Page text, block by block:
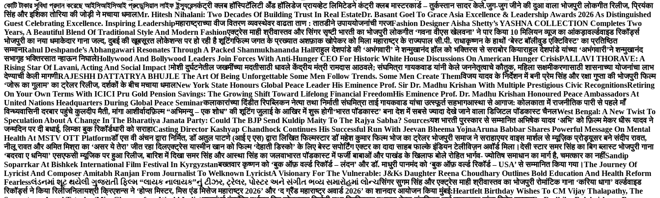
কোটি টাকার সুবিধা প্রদান করেছে আইসিআইসিআই প্রুডেন্সিয়াল লাইফ ইন্স্যুরেন্সकंट्री क्लब हॉस्पिटॅलिटी अँड हॉलिडेज प्रायव्हेट लिमिटेडने कंट्री क्लब मास्टरकार्ड – तुर्कस्तान सादर केले.जुग-जुग जीने की दुआ वाला भोजपुरी लोकगीत रिलीज, प्रियंका
सिंह और इशिका तोरिया की जोड़ी ने मचाया धमालMr. Hitesh Nihalani: Two Decades Of Building Trust In Real EstateDr. Basant Goel To Grace Asia Excellence & Leadership Awards 2026 As Distinguished
Guest Celebrating Excellence. Inspiring Leadershipमहाराष्ट्राच्या वीज वितरण व्यवस्थेवर वाढता ताण : तातडीने उपाययोजनांची गरजFashion Designer Aisha Shetty’s YASHNA COLLECTION Completes Two
Years, A Beautiful Blend Of Traditional Style And Modern Fashionएक्ट्रेस माही श्रीवास्तव और सिंगर सृष्टी भारती का भोजपुरी लोकगीत ‘गवना वीएस खेलवना’ ने पार किया 10 मिलियन व्यूज का आंकड़ावर्ल्डवाइड रिकॉर्ड्स
भोजपुरी का नया धमाकेदार गाना जल्द, दुबई की खूबसूरत लोकेशन्स पर हो रही है शूटिंगफिल्म जगत के प्रख्यात अशफ़ाक खोपेकर को मिला महाराष्ट्र के राज्यपाल सी.पी. राधाकृष्णन के हाथों ‘बेस्ट बॉलीवुड एक्टिविस्ट’ का प्रतिष्ठित
सम्मानRahul Deshpande’s Abhangawari Resonates Through A Packed Shanmukhananda Hallराहुल देशपांडे की ‘अभंगवारी’ ने शन्मुखानंद हॉल को भक्तिरस से सराबोर कियाराहुल देशपांडे यांच्या ‘अभंगवारी’ने शन्मुखानंद
सभागृह भक्तिरसात न्हाऊन निघालेHollywood And Bollywood Leaders Join Forces With Anti-Hunger CEO For Historic White House Discussions On American Hunger CrisisPALLAVI THORAVE: A
Rising Star Of Lavani, Acting And Social Impact !मोशी दुर्घटनेतील जखमींच्या मदतीसाठी धावले केंद्रीय मंत्री रामदास आठवले; संघमित्रा गायकवाड यांनी केले जननेतृत्वाचे कौतुक, महिला सक्षमीकरणासाठी शासनाच्या योजनांचा लाभ
देण्याची केली मागणीRAJESHH DATTATRYA BHUJLE The Art Of Being Unforgettable Some Men Follow Trends. Some Men Create Themविजय यादव के निर्देशन में बनी प्रेम सिंह और रक्षा गुप्ता की भोजपुरी फिल्म
‘जोरू का गुलाम’ का ट्रेलर रिलीज, दर्शकों के बीच मचाया धमालNew York State Honours Global Peace Leader His Eminence Prof. Sir Dr. Madhu Krishan With Multiple Prestigious Civic RecognitionsRetiring
On Your Own Terms With ICICI Pru Gold Pension Savings: The Growing Shift Toward Lifelong Financial FreedomHis Eminence Prof. Dr. Madhu Krishan Honoured Peace Ambassadors At
United Nations Headquarters During Global Peace Seminarकलाकारांच्या दिंडीत रिपब्लिकन नेत्या तथा निर्माती संघमित्रा ताई गायकवाड यांचा उत्स्फूर्त सहभागआस्था से आगाज: कोलकाता में राजनीतिक पारी से पहले माँ
विन्ध्यवासिनी दरबार पहुंचे कुलदीप मैती, मांगा आशीर्वादफ़िल्म “अभिमन्यु – एक शोध” की शूटिंग जुलाई के आखिर में शुरू होगी‘भारत पॉडकास्ट’ बना देश में सबसे ज्यादा देखे जाने वाला डिजिटल पॉडकास्ट चैनलWest Bengal: A New Twist To
Speculation About A Change In The Bharatiya Janata Party: Could The BJP Send Kuldip Maity To The Rajya Sabha? Sourcesयश भारती पुरस्कार से सम्मानित अभिषेक यादव ‘अभि’ को फ़िल्म मेकर धीरू यादव ने
जन्मदिन पर दी बधाई, लिम्का बुक रिकॉर्डधारी को सराहाCasting Director Kashyap Chandhock Continues His Successful Run With Jeevan Bheema YojnaAruna Babbar Shares Powerful Message On Mental
Health At MSTV OTT Platformडॉ एस वी अंचन द्वारा निर्मित, डॉ अतुल पाटणे (आई ए एस) द्वारा लिखित फिल्मस्टार डॉ महेश कुमार फिल्म भोज का ट्रेलर भोजपुरी समाज ने सराहाएयर वाइस मार्शल से म्यूज़िक प्रोड्यूसर बने संदीप रावत,
नीलू रावत और अमित मिश्रा का ‘असर ये तेरा’ जीत रहा दिलएक्ट्रेस यास्मीन खान को फिल्म ‘देहाती डिस्को’ के लिए बेस्ट सपोर्टिंग एक्टर का दादा साहब फाल्के इंडियन टेलीविज़न अवॉर्ड मिला।देसी स्टार समर सिंह का बिग ब्लास्ट भोजपुरी गाना
‘बदरवा ए धनिया’ एसएफसी म्यूजिक पर हुआ रिलीज, बारिश में दिखा समर सिंह और आस्था सिंह का जलवाभारत पॉडकास्ट में फर्जी बाबाओं और पाखंड के खिलाफ बोले रोहित भार्गव- ज्योतिष समाधान का मार्ग है, चमत्कार का नहींSandip
Soparrkar At Bishkek International Film Festival In Kyrgyzstanबख्तवार कृष्णन को ‘बुक ऑफ़ वर्ल्ड रिकॉर्ड – लंदन’ और डॉ. माधुरी पानमंद को ‘बुक ऑफ़ वर्ल्ड रिकॉर्ड – USA’ से सम्मानित किया गया।The Journey Of
Lyricist And Composer Amitabh Ranjan From Journalist To Welknown LyricistA Visionary For The Vulnerable: J&Ks Daughter Reena Choudhary Outlines Bold Education And Health Reform
Fearlessલંડનમાં શૂટ થયેલી ગુજરાતી ફિલ્મ “લાયક નાલાયક”નું ટીઝર, ટ્રેલર, પોસ્ટર અને સંગીત ભવ્ય સમારોહમાં લોન્ચसिंगर सुगम सिंह और एक्ट्रेस माही श्रीवास्तव का भोजपुरी रोमांटिक गाना ‘करिया धागा’ वर्ल्डवाइड
रिकॉर्ड्स ने किया रिलीजनिलायश्री क्रिएशन्स ने ‘होप्स मिस्टर, मिस एंड मिसेज महाराष्ट्र 2026’ और ‘द ग्रैंड महाराष्ट्र अवार्ड 2026’ का शानदार आयोजन किया मुंबई:Heartfelt Birthday Wishes To CM Vijay Thalapathy, The